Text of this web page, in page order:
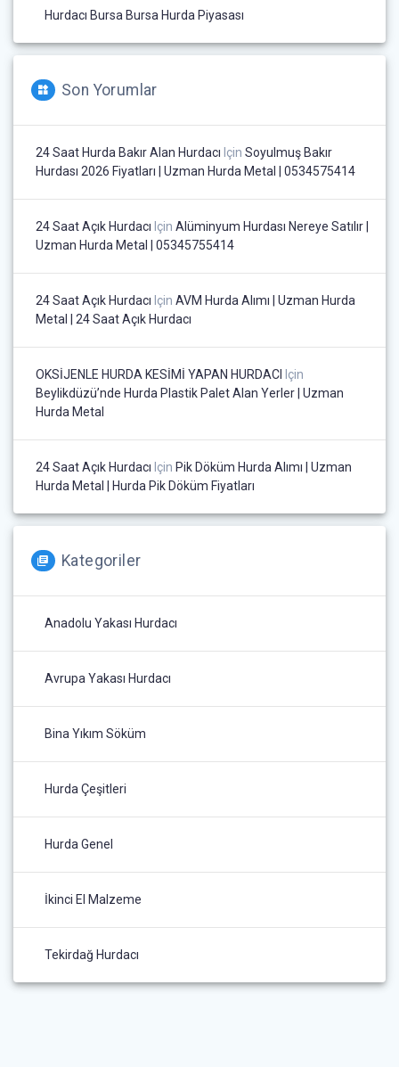
Hurdacı Bursa Bursa Hurda Piyasası
Son Yorumlar
24 Saat Hurda Bakır Alan Hurdacı Için Soyulmuş Bakır
Hurdası 2026 Fiyatları | Uzman Hurda Metal | 0534575414
24 Saat Açık Hurdacı Için Alüminyum Hurdası Nereye Satılır |
Uzman Hurda Metal | 05345755414
24 Saat Açık Hurdacı Için AVM Hurda Alımı | Uzman Hurda
Metal | 24 Saat Açık Hurdacı
OKSİJENLE HURDA KESİMİ YAPAN HURDACI
Için
Beylikdüzü’nde Hurda Plastik Palet Alan Yerler | Uzman
Hurda Metal
24 Saat Açık Hurdacı Için Pik Döküm Hurda Alımı | Uzman
Hurda Metal | Hurda Pik Döküm Fiyatları
Kategoriler
Anadolu Yakası Hurdacı
Avrupa Yakası Hurdacı
Bina Yıkım Söküm
Hurda Çeşitleri
Hurda Genel
İkinci El Malzeme
Tekirdağ Hurdacı